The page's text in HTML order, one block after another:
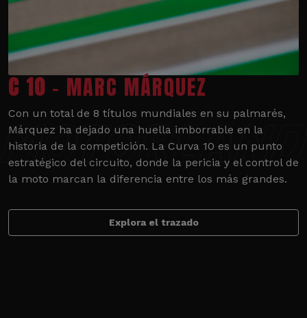
C 10 - MARC MÁRQUEZ
Con un total de 8 títulos mundiales en su palmarés,
Márquez ha dejado una huella imborrable en la
historia de la competición. La Curva 10 es un punto
estratégico del circuito, donde la pericia y el control de
la moto marcan la diferencia entre los más grandes.
Explora el trazado